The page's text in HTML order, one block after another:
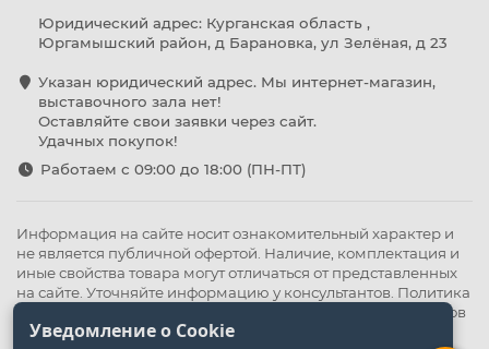
Юридический адрес: Курганская область ,
Юргамышский район, д Барановка, ул Зелёная, д 23
Указан юридический адрес. Мы интернет-магазин,
выставочного зала нет!
Оставляйте свои заявки через сайт.
Удачных покупок!
Работаем с 09:00 до 18:00 (ПН-ПТ)
Информация на сайте носит ознакомительный характер и
не является публичной офертой. Наличие, комплектация и
иные свойства товара могут отличаться от представленных
на сайте. Уточняйте информацию у консультантов. Политика
Политика обработки файлов
cookie
Уведомление о Cookie